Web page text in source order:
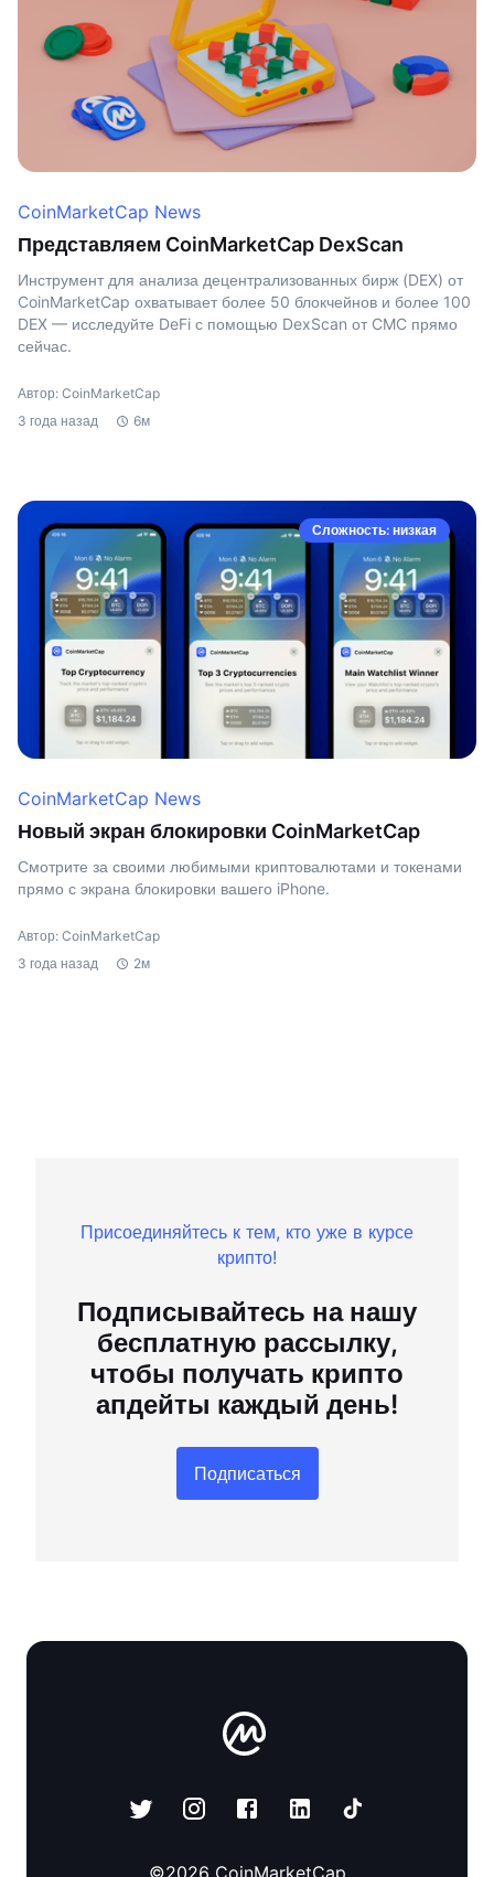
CoinMarketCap News
Представляем CoinMarketCap DexScan
Инструмент для анализа децентрализованных бирж (DEX) от
CoinMarketCap охватывает более 50 блокчейнов и более 100
DEX — исследуйте DeFi с помощью DexScan от CMC прямо
сейчас.
Автор: CoinMarketCap
3 года назад
6м
Сложность: низкая
CoinMarketCap News
Новый экран блокировки CoinMarketCap
Смотрите за своими любимыми криптовалютами и токенами
прямо с экрана блокировки вашего iPhone.
Автор: CoinMarketCap
3 года назад
2м
Присоединяйтесь к тем, кто уже в курсе
крипто!
Подписывайтесь на нашу
бесплатную рассылку,
чтобы получать крипто
апдейты каждый день!
Подписаться
©2026 CoinMarketCap